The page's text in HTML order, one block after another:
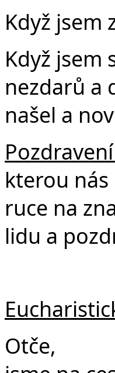
Když jsem
Když jsem
nezdarů a
našel a
kterou
ruce na
lidu a
Otče,